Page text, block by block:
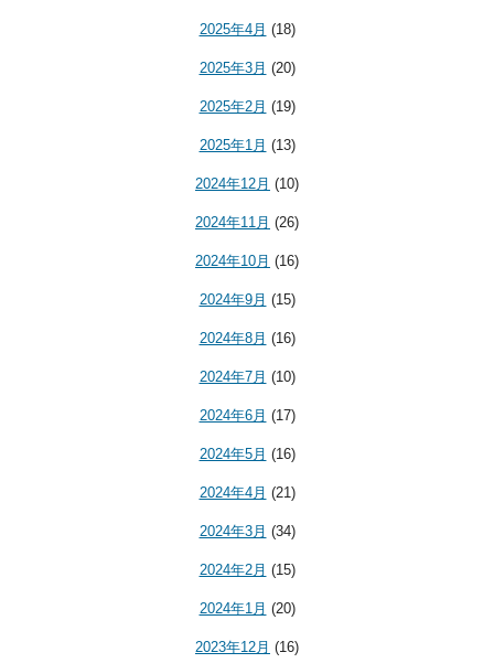
2025年4月 (18)
2025年3月 (20)
2025年2月 (19)
2025年1月 (13)
2024年12月 (10)
2024年11月 (26)
2024年10月 (16)
2024年9月 (15)
2024年8月 (16)
2024年7月 (10)
2024年6月 (17)
2024年5月 (16)
2024年4月 (21)
2024年3月 (34)
2024年2月 (15)
2024年1月 (20)
2023年12月 (16)